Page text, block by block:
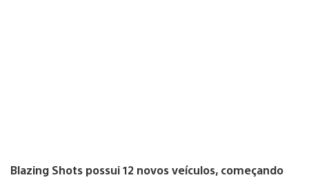
Blazing Shots possui 12 novos veículos, começando